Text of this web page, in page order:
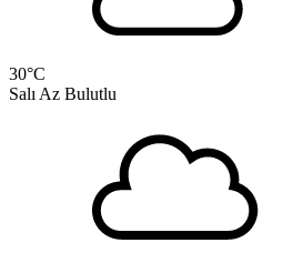
30°C
Salı Az Bulutlu